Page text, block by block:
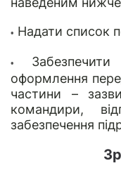
• Надати список
•
оформлення
частини –
командири,
забезпечення